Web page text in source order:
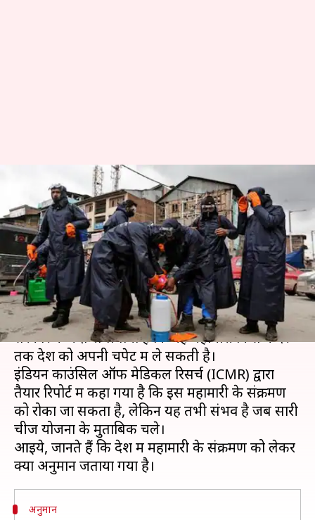
भारत में कितनी तेजी से फैल सकता
है कोरोना वायरस? ये है सरकार का
अनुमान
लेखन प्रमोद कुमार Mar 24, 2020 10:05 am
क्या है खबर?
कोरोना वायरस (COVID-19) के बढ़ते मामलों के बीच
सरकार ने अंदाजा लगाया है कि यह महामारी किस कदर
तक देश को अपनी चपेट में ले सकती है।
इंडियन काउंसिल ऑफ मेडिकल रिसर्च (ICMR) द्वारा
तैयार रिपोर्ट में कहा गया है कि इस महामारी के संक्रमण
को रोका जा सकता है, लेकिन यह तभी संभव है जब सारी
चीजें योजना के मुताबिक चले।
आइये, जानते हैं कि देश में महामारी के संक्रमण को लेकर
अनुमान